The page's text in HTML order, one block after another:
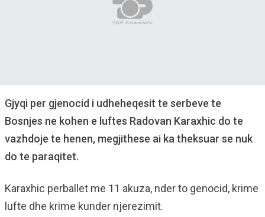
Gjyqi per gjenocid i udheheqesit te serbeve te
Bosnjes ne kohen e luftes Radovan Karaxhic do te
vazhdoje te henen, megjithese ai ka theksuar se nuk
do te paraqitet.
Karaxhic perballet me 11 akuza, nder to genocid, krime
lufte dhe krime kunder njerezimit.